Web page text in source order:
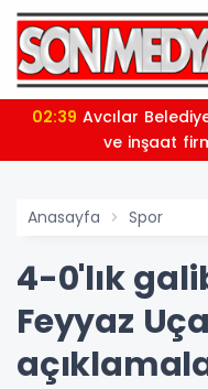
02:39
ve inşaat
Anasayfa Spor
4-0'lık
Feyyaz